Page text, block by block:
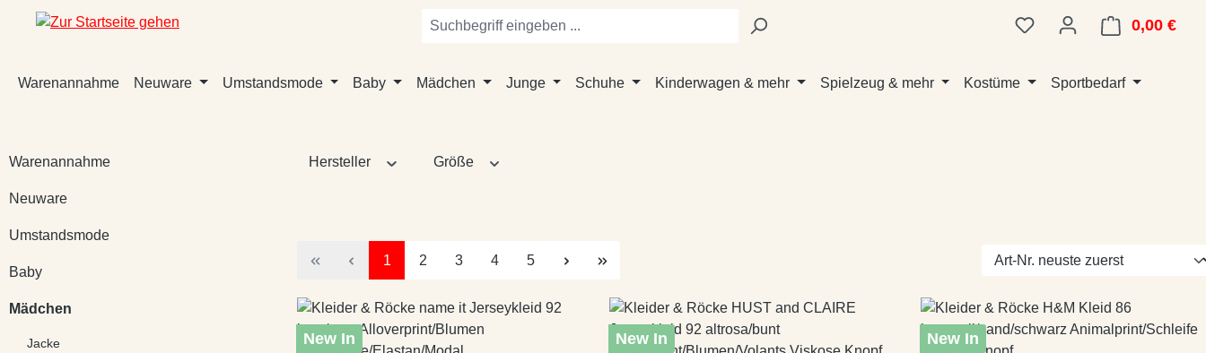
Hauptinhalt springen
Zur Suche springen
Zur Hauptnavigation springen 0,00 €
Warenannahme Neuware Umstandsmode Baby Mädchen Junge Schuhe Kinderwagen & mehr Spielzeug & mehr Kostüme Sportbedarf
Warenannahme
Neuware
Umstandsmode
Baby
Mädchen
Jacke
Hersteller Größe
Seite
1 Seite
2 Seite
3 Seite
4 Seite
5
New In
New In
New In